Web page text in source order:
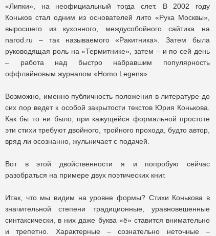
«Липки», на неофициальный тогда слет. В 2002 году
Коньков стал одним из основателей лито «Рука Москвы»,
выросшего из кухонного, междусобойного сайтика на
narod.ru – так называемого «Ракитника». Затем была
руководящая роль на «Термитнике», затем – и по сей день
– работа над быстро набравшим популярность
оффлайновым журналом «Homo Legens».
Возможно, именно публичность положения в литературе до
сих пор ведет к особой закрытости текстов Юрия Конькова.
Как бы то ни было, при кажущейся формальной простоте
эти стихи требуют двойного, тройного прохода, будто автор,
вряд ли осознанно, жульничает с подачей.
Вот в этой двойственности я и попробую сейчас
разобраться на примере двух поэтических книг.
Итак, что мы видим на уровне формы? Стихи Конькова в
значительной степени традиционные, уравновешенные
синтаксически, в них даже буква «ё» ставится внимательно
и трепетно. Характерные – сознательно неточные –